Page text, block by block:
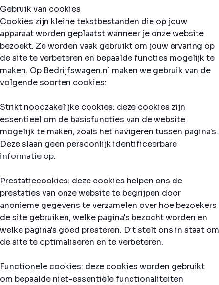
Gebruik van cookies
Cookies zijn kleine tekstbestanden die op jouw
apparaat worden geplaatst wanneer je onze website
bezoekt. Ze worden vaak gebruikt om jouw ervaring op
de site te verbeteren en bepaalde functies mogelijk te
maken. Op Bedrijfswagen.nl maken we gebruik van de
volgende soorten cookies:
Strikt noodzakelijke cookies: deze cookies zijn
essentieel om de basisfuncties van de website
mogelijk te maken, zoals het navigeren tussen pagina's.
Deze slaan geen persoonlijk identificeerbare
informatie op.
Prestatiecookies: deze cookies helpen ons de
prestaties van onze website te begrijpen door
anonieme gegevens te verzamelen over hoe bezoekers
de site gebruiken, welke pagina's bezocht worden en
welke pagina's goed presteren. Dit stelt ons in staat om
de site te optimaliseren en te verbeteren.
Functionele cookies: deze cookies worden gebruikt
om bepaalde niet-essentiële functionaliteiten